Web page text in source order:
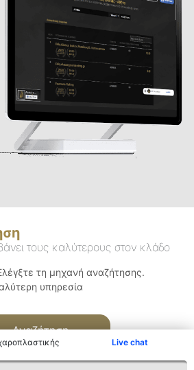
Live chat
τους καλύτερους στον κλάδο
τη μηχανή αναζήτησης.
υπηρεσία
Αναζήτηση